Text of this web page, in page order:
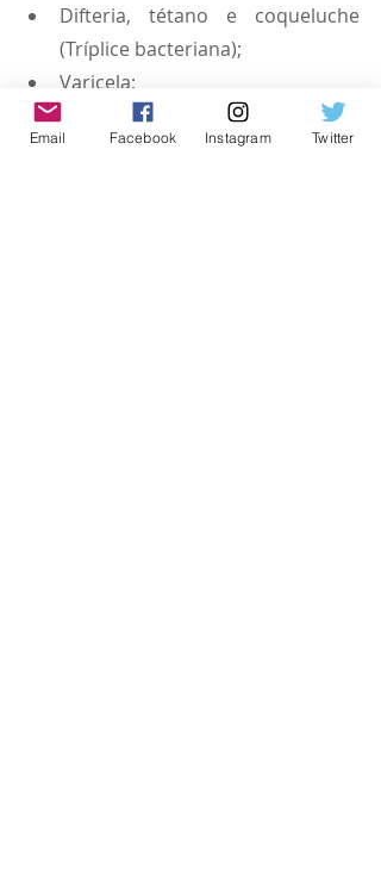
Difteria, tétano e coqueluche
(Tríplice bacteriana);
Varicela;
HPV quadrivalente
(Papilomavírus Humano);
Email Facebook Instagram Twitter